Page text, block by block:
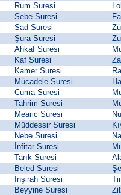
Rum Suresi
Sebe Suresi
Sad Suresi
Şura Suresi
Ahkaf Suresi
Kaf Suresi
Kamer Suresi
Mücadele Suresi
Cuma Suresi
Tahrim Suresi
Mearic Suresi
Müddessir Suresi
Nebe Suresi
İnfitar Suresi
Tarık Suresi
Beled Suresi
İnşirah Suresi
Beyyine Suresi